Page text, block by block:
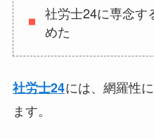
社労士24に専念す
めた
社労士24には、網羅性
ます。